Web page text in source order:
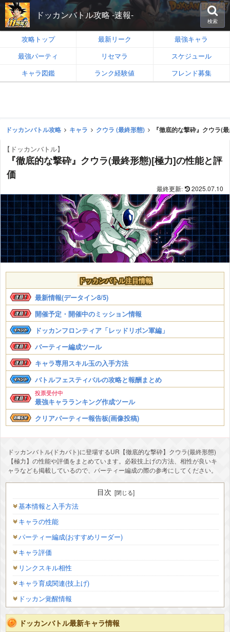
ドッカンバトル攻略 -速報-
検索
攻略トップ 最新リーク
最強キャラ
最強パーティ
リセマラ
スケジュール
キャラ図鑑
ランク経験値 フレンド募集
ドッカンバトル攻略 キャラ クウラ (最終形態) 『徹底的な撃砕』クウラ(
【ドッカンバトル】
『徹底的な撃砕』クウラ(最終形態)[極力]の性能と評
価
2025.07.10
ドッカンバトル注目情報
最新情報(データイン8/5)
開催予定・開催中のミッション情報
ドッカンフロンティア「レッドリボン軍編」
パーティー編成ツール
キャラ専用スキル玉の入手方法
バトルフェスティバルの攻略と報酬まとめ
投票受付中
最強キャラランキング作成ツール
クリアパーティー報告板(画像投稿)
ドッカンバトル(ドカバト)に登場するUR【徹底的な撃砕】クウラ(最終形態)
【極力】の性能や評価をまとめています。必殺技上げの方法、相性が良いキ
ャラなども掲載しているので、パーティー編成の際の参考にしてください。
目次
基本情報と入手方法
キャラの性能
パーティー編成(おすすめリーダー)
キャラ評価
リンクスキル相性
キャラ育成関連(技上げ)
ドッカン覚醒情報
ドッカンバトル最新キャラ情報